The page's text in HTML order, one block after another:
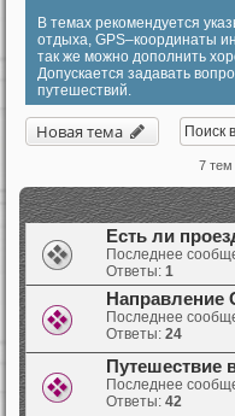
В темах рекомендуется
отдыха, GPS–координаты
так же можно дополнить
Допускается задавать
путешествий.
Новая тема
7 тем
Есть ли
Последнее
Ответы: 1
Направление
Последнее
Ответы: 24
Путешествие
Последнее
Ответы: 42